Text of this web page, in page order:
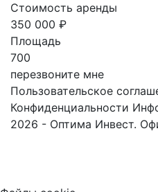
Стоимость аренды
350 000 ₽
Площадь
700
перезвоните мне
Пользовательское
Конфиденциальности
2026 - Оптима Инвест.